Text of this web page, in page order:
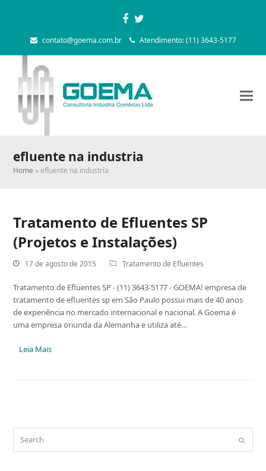
Facebook
Twitter
contato@goema.com.br Atendimento: (11) 3643-5177
efluente na industria
Home »efluente na industria
Tratamento de Efluentes SP
(Projetos e Instalações)
17 de agosto de 2015 Tratamento de Efluentes
Tratamento de Efluentes SP - (11) 3643-5177 - GOEMA! empresa de
tratamento de efluentes sp em São Paulo possui mais de 40 anos
de experiência no mercado internacional e nacional. A Goema é
uma empresa oriunda da Alemanha e utiliza até…
Leia Mais
Submit